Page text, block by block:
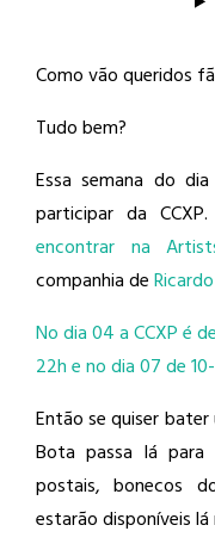
Como vão queridos
Tudo bem?
Essa semana do
participar da
encontrar na
companhia de
No dia 04 a CCXP é
22h e no dia 07 de
Então se quiser
Bota passa lá para
postais, bonecos
estarão disponíveis